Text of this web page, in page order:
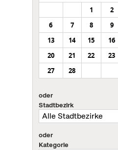
1
2
6
7 8 9
13
14 15 16
20
21 22 23
27
28
oder
Stadtbezirk
oder
Kategorie